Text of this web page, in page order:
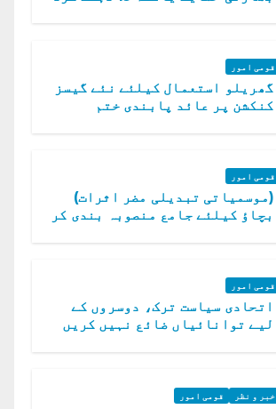
قومی امور
گھریلو استعمال کیلئے نئے گیسز
کنکشن پر عائد پابندی ختم
قومی امور
(موسمیاتی تبدیلی مضر اثرات)
بچاؤ کیلئے جامع منصوبہ بندی کر
قومی امور
اتحادی سیاست ترک، دوسروں کے
لیے توانائیاں ضائع نہیں کریں
خبر و نظر قومی امور